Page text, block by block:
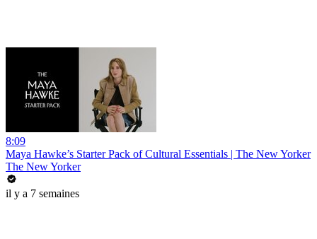
8:09
Maya Hawke’s Starter Pack of Cultural Essentials | The New Yorker
The New Yorker
il y a 7 semaines